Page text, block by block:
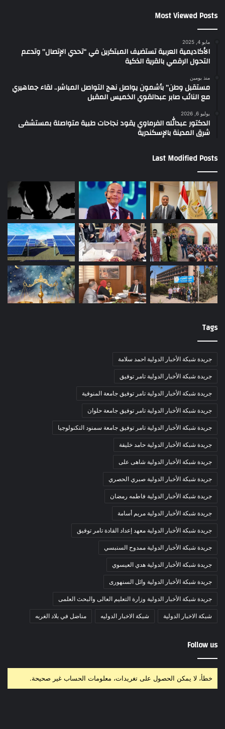
Most Viewed Posts
مايو 4, 2025
الأكاديمية العربية تستضيف المبتكرين في “تحدي الإتصال” وتدعم
التحول الرقمي بالقرية الذكية
منذ يومين
مستقبل وطن” بأشمون يواصل نهج التواصل المباشر.. لقاء جماهيري
مع النائب صابر عبدالقوي الخميس المقبل
يوليو 6, 2026
الدكتور عبدالله الفرماوي يقود نجاحات طبية متواصلة بمستشفى
شرق المدينة بالإسكندرية
Last Modified Posts
Tags
جريدة شبكة الأخبار الدولية احمد سلامة
جريدة شبكة الأخبار الدولية تامر توفيق
جريدة شبكة الأخبار الدولية تامر توفيق جامعة المنوفية
جريدة شبكة الأخبار الدولية تامر توفيق جامعة حلوان
جريدة شبكة الأخبار الدولية تامر توفيق جامعة سمنود التكنولوجيا
جريدة شبكة الأخبار الدولية حامد خليفة
جريدة شبكة الأخبار الدولية شاهى على
جريدة شبكة الأخبار الدولية صبري الحصري
جريدة شبكة الأخبار الدولية فاطمه رمضان
جريدة شبكة الأخبار الدولية مريم أسامة
جريدة شبكة الأخبار الدولية معهد إعداد القادة تامر توفيق
جريدة شبكة الأخبار الدولية ممدوح السنبسي
جريدة شبكة الأخبار الدولية هدي العيسوي
جريدة شبكة الأخبار الدولية وائل السنهورى
جريدة شبكة الأخبار الدولية وزارة التعليم العالى والبحث العلمى
شبكة الاخبار الدولية شبكة الاخبار الدوليه مناضل في بلاد الغربه
Follow us
خطأ، لا يمكن الحصول على تغريدات، معلومات الحساب غير صحيحة.